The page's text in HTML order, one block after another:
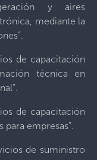
y aires
mediante la
de capacitación
técnica en
de capacitación
empresas”.
de suministro